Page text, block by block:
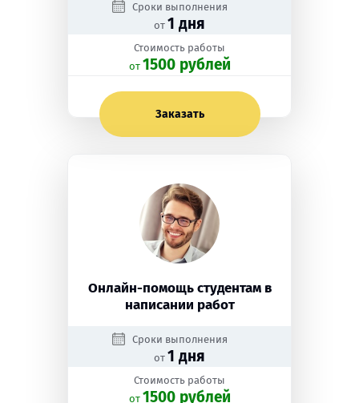
Сроки выполнения
от 1 дня
Стоимость работы
oт 1500 рублей
Заказать
Онлайн-помощь студентам в
написании работ
Сроки выполнения
от 1 дня
Стоимость работы
oт 1500 рублей